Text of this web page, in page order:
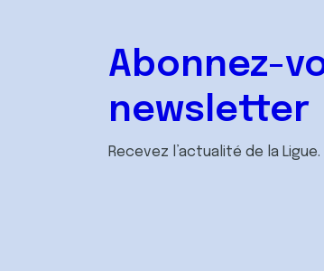
Abonnez-
newsletter
Recevez l’actualité de la Ligue.